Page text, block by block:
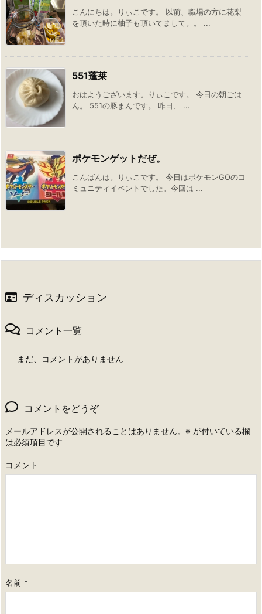
こんにちは。りぃこです。 以前、職場の方に花梨
を頂いた時に柚子も頂いてまして。。 ...
551蓬莱
おはようございます。りぃこです。 今日の朝ごは
ん。 551の豚まんです。 昨日、 ...
ポケモンゲットだぜ。
こんばんは。りぃこです。 今日はポケモンGOのコ
ミュニティイベントでした。今回は ...
ディスカッション
コメント一覧
まだ、コメントがありません
コメントをどうぞ
メールアドレスが公開されることはありません。 ※ が付いている欄
は必須項目です
コメント
名前 *